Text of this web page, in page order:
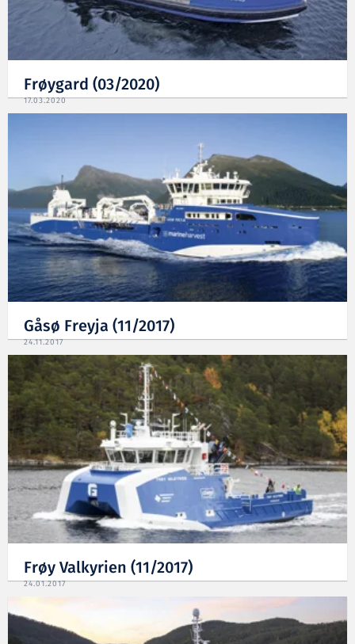
Frøygard (03/2020)
17.03.2020
Gåsø Freyja (11/2017)
24.11.2017
Frøy Valkyrien (11/2017)
24.01.2017